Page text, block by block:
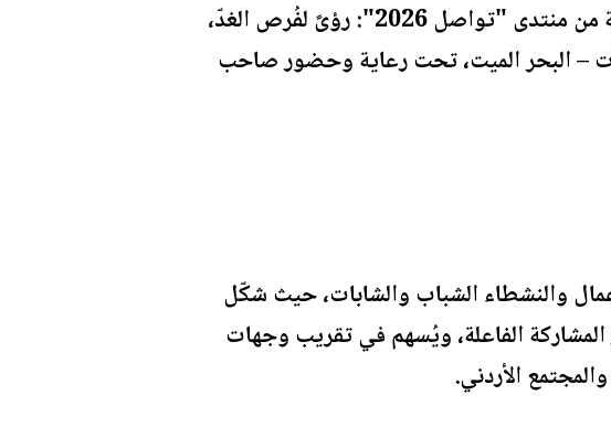
قدّم البنك العربي مؤخراً رعايته لفعاليات النسخة الرابعة من منتدى "تواصل 2026": رؤىً لفُرص الغدّ،
– البحر الميت، تحت رعاية وحضور صاحب
والنشطاء الشباب والشابات، حيث شكّل
المشاركة الفاعلة، ويُسهم في تقريب وجهات
الأردني.